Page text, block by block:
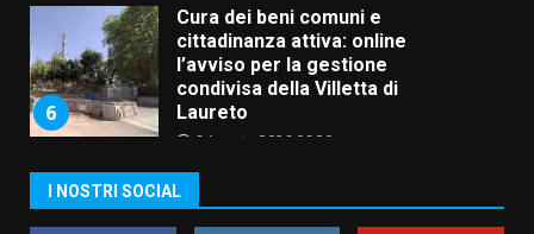
6
Cura dei beni comuni e
cittadinanza attiva: online
l’avviso per la gestione
condivisa della Villetta di
Laureto
6 Agosto 2026 06:20
assoluta de “L’Albergo
Belvedere. Il rapimento”
I NOSTRI SOCIAL